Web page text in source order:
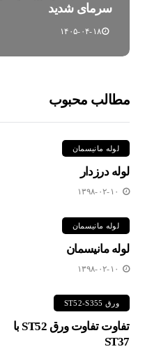
سرمای شدید
۱۴۰۵-۰۴-۱۸
مطالب محبوب
لوله مانیسمان
لوله درزدار
۱۳۹۸-۰۲-۱۰
لوله مانیسمان
لوله مانیسمان
۱۳۹۸-۰۲-۱۰
ورق ST52-S355
تفاوت تفاوت ورق ST52 با
ST37